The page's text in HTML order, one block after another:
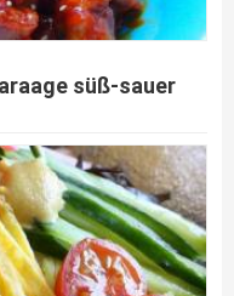
süß-sauer